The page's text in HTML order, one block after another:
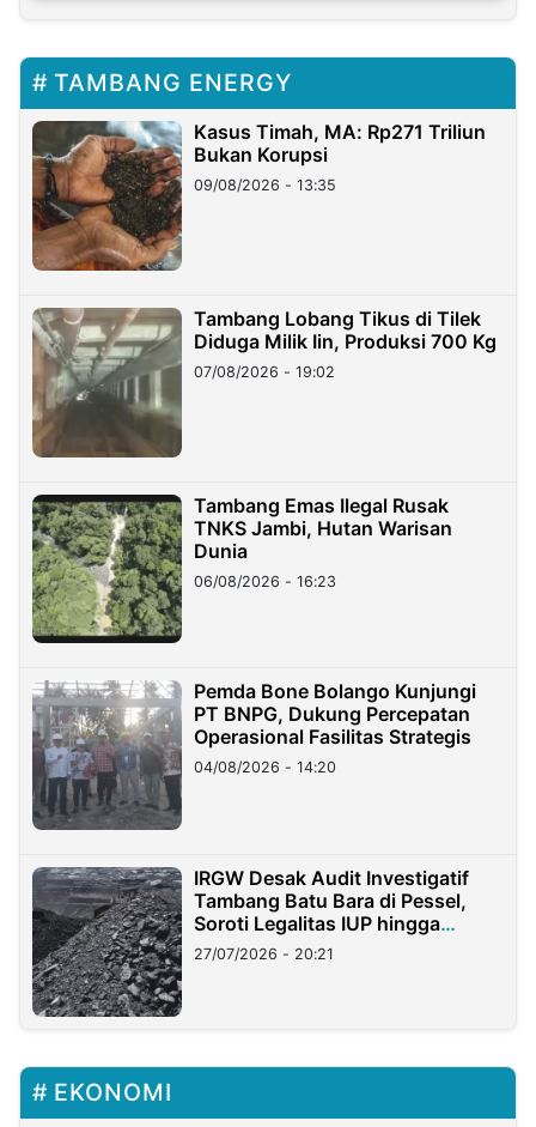
TAMBANG ENERGY
Kasus Timah, MA: Rp271 Triliun
Bukan Korupsi
09/08/2026 - 13:35
Tambang Lobang Tikus di Tilek
Diduga Milik Iin, Produksi 700 Kg
07/08/2026 - 19:02
Tambang Emas Ilegal Rusak
TNKS Jambi, Hutan Warisan
Dunia
06/08/2026 - 16:23
Pemda Bone Bolango Kunjungi
PT BNPG, Dukung Percepatan
Operasional Fasilitas Strategis
04/08/2026 - 14:20
IRGW Desak Audit Investigatif
Tambang Batu Bara di Pessel,
Soroti Legalitas IUP hingga
Stockpile
27/07/2026 - 20:21
EKONOMI